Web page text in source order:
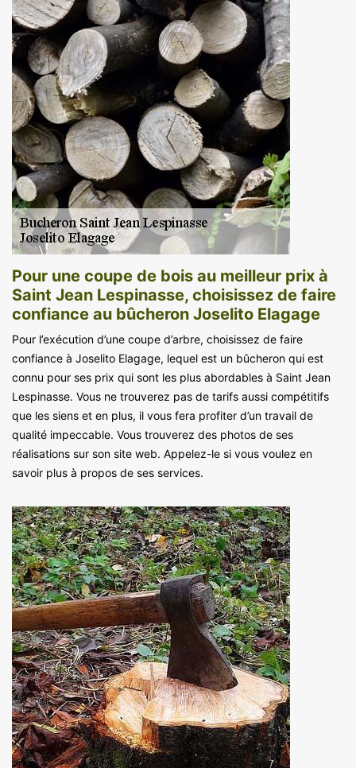
Pour une coupe de bois au meilleur prix à
Saint Jean Lespinasse, choisissez de faire
confiance au bûcheron Joselito Elagage
Pour l’exécution d’une coupe d’arbre, choisissez de faire
confiance à Joselito Elagage, lequel est un bûcheron qui est
connu pour ses prix qui sont les plus abordables à Saint Jean
Lespinasse. Vous ne trouverez pas de tarifs aussi compétitifs
que les siens et en plus, il vous fera profiter d’un travail de
qualité impeccable. Vous trouverez des photos de ses
réalisations sur son site web. Appelez-le si vous voulez en
savoir plus à propos de ses services.